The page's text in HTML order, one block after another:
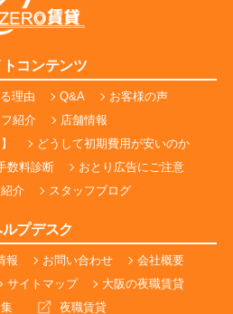
コンテンツ
理由 Q&A
お客様の声
紹介
店舗情報
どうして初期費用が安いのか
数料診断
おとり広告にご注意
介
スタッフブログ
プデスク
報 お問い合わせ
会社概要
サイトマップ
大阪の夜職賃貸
夜職賃貸